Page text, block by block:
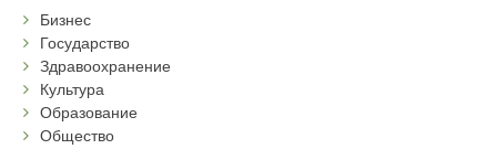
Бизнес
Государство
Здравоохранение
Культура
Образование
Общество